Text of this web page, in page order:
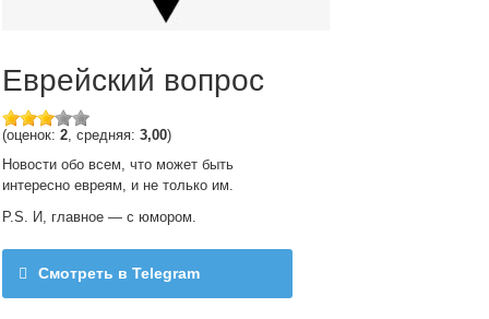
Еврейский вопрос
(оценок:2, средняя:3,00)
Новости обо всем, что может быть
интересно евреям, и не только им.
P.S. И, главное — с юмором.
Смотреть в Telegram